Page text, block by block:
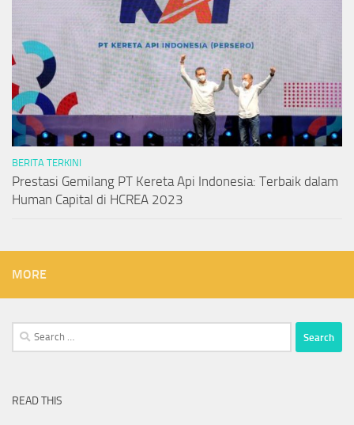
BERITA TERKINI
Prestasi Gemilang PT Kereta Api Indonesia: Terbaik dalam
Human Capital di HCREA 2023
MORE
Search
for:
READ THIS